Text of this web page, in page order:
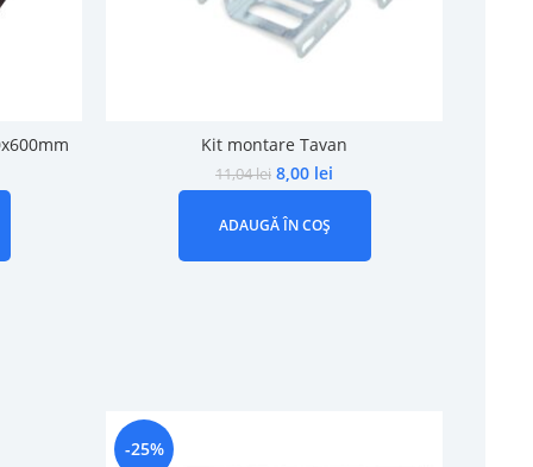
Kit montare Tavan
11,04lei 8,00 lei
ADAUGĂ ÎN COȘ
-25%